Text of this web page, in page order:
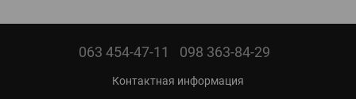
063 454-47-11 098 363-84-29
Контактная информация